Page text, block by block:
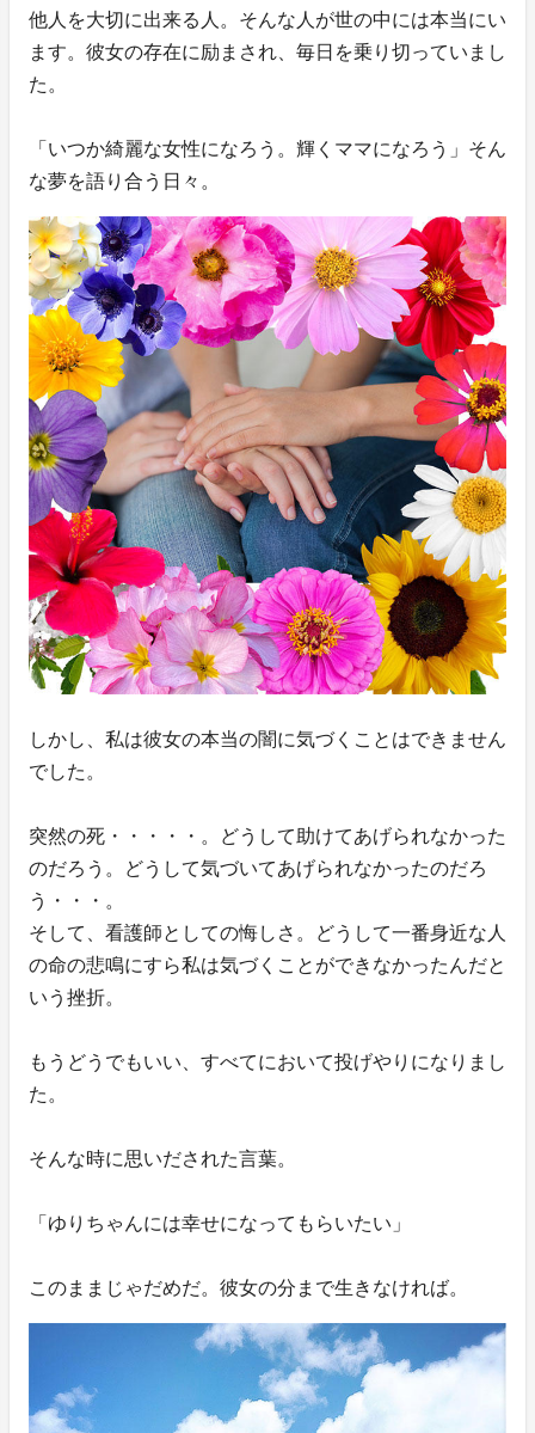
他人を大切に出来る人。そんな人が世の中には本当にい
ます。彼女の存在に励まされ、毎日を乗り切っていまし
た。
「いつか綺麗な女性になろう。輝くママになろう」そん
な夢を語り合う日々。
しかし、私は彼女の本当の闇に気づくことはできません
でした。
突然の死・・・・・。どうして助けてあげられなかった
のだろう。どうして気づいてあげられなかったのだろ
う・・・。
そして、看護師としての悔しさ。どうして一番身近な人
の命の悲鳴にすら私は気づくことができなかったんだと
いう挫折。
もうどうでもいい、すべてにおいて投げやりになりまし
た。
そんな時に思いだされた言葉。
「ゆりちゃんには幸せになってもらいたい」
このままじゃだめだ。彼女の分まで生きなければ。